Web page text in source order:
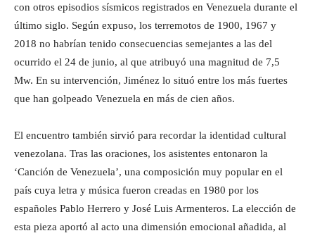
con otros episodios sísmicos registrados en Venezuela durante el
último siglo. Según expuso, los terremotos de 1900, 1967 y
2018 no habrían tenido consecuencias semejantes a las del
ocurrido el 24 de junio, al que atribuyó una magnitud de 7,5
Mw. En su intervención, Jiménez lo situó entre los más fuertes
que han golpeado Venezuela en más de cien años.
El encuentro también sirvió para recordar la identidad cultural
venezolana. Tras las oraciones, los asistentes entonaron la
‘Canción de Venezuela’, una composición muy popular en el
país cuya letra y música fueron creadas en 1980 por los
españoles Pablo Herrero y José Luis Armenteros. La elección de
esta pieza aportó al acto una dimensión emocional añadida, al